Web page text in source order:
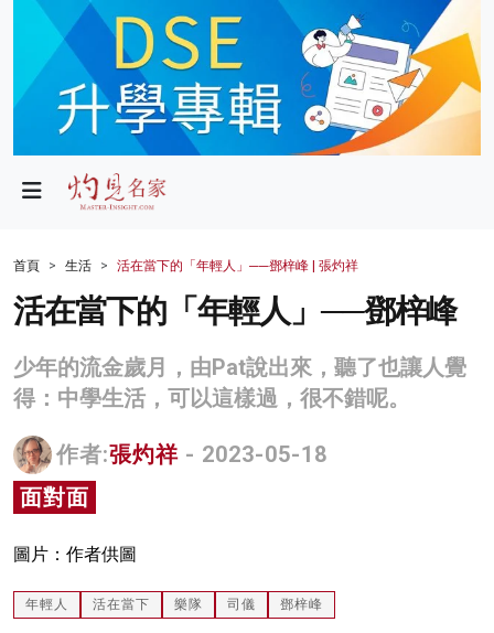
政局
財經
生活
商業
科技
影片
灼見活動
關於我們
首頁 生活 活在當下的「年輕人」──鄧梓峰 | 張灼祥
活在當下的「年輕人」──鄧梓峰
少年的流金歲月，由Pat說出來，聽了也讓人覺
得：中學生活，可以這樣過，很不錯呢。
作者:張灼祥 - 2023-05-18
面對面
圖片：作者供圖
年輕人 活在當下 樂隊 司儀 鄧梓峰